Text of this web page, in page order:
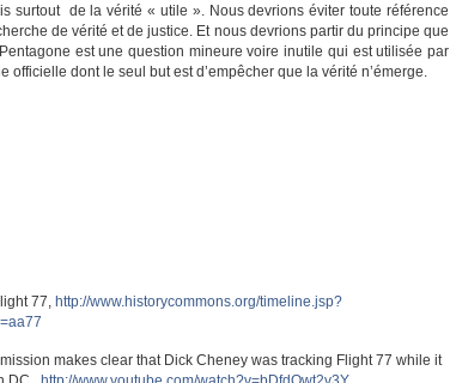
surtout de la vérité « utile ». Nous devrions éviter toute référence
de vérité et de justice. Et nous devrions partir du principe que
est une question mineure voire inutile qui est utilisée par
officielle dont le seul but est d’empêcher que la vérité n’émerge.
77, http://www.historycommons.org/timeline.jsp?
makes clear that Dick Cheney was tracking Flight 77 while it